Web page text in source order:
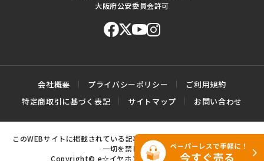
大阪府公安委員会許可
会社概要 プライバシーポリシー
ご利用規約
特定商取引に基づく表記
サイトマップ お問い合わせ
このWEBサイトに掲載されている記事・写真・図表などの転載・複製の
一切を禁じます。
Copyright© e☆イヤホン All rights reserved.